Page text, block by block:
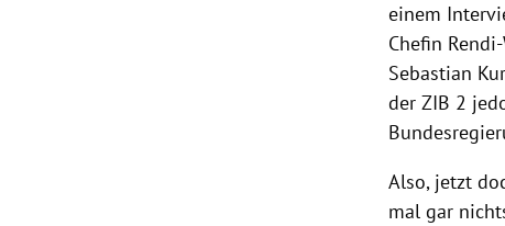
einem
Chefin
Sebastian
der ZIB 2
Also, jetzt
mal gar